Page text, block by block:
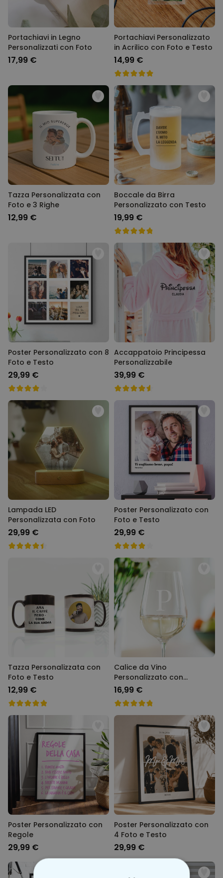
Portachiavi in Legno
Personalizzati con Foto
17,99 €
Portachiavi Personalizzato
in Acrilico con Foto e Testo
14,99 €
Tazza Personalizzata con
Foto e 3 Righe
12,99 €
Boccale da Birra
Personalizzato con Testo
19,99 €
Poster Personalizzato con 8
Foto e Testo
29,99 €
Accappatoio Principessa
Personalizzabile
39,99 €
Lampada LED
Personalizzata con Foto
29,99 €
Poster Personalizzato con
Foto e Testo
29,99 €
Tazza Personalizzata con
Foto e Testo
12,99 €
Calice da Vino
Personalizzato con
Monogramma
16,99 €
Poster Personalizzato con
Regole
29,99 €
Poster Personalizzato con
4 Foto e Testo
29,99 €